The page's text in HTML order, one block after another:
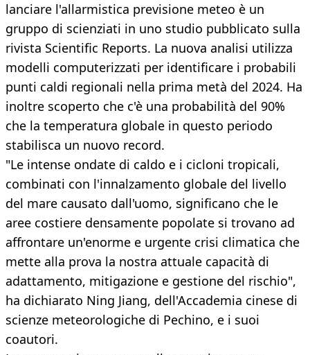
lanciare l'allarmistica previsione meteo è un
gruppo di scienziati in uno studio pubblicato sulla
rivista Scientific Reports. La nuova analisi utilizza
modelli computerizzati per identificare i probabili
punti caldi regionali nella prima metà del 2024. Ha
inoltre scoperto che c'è una probabilità del 90%
che la temperatura globale in questo periodo
stabilisca un nuovo record.
"Le intense ondate di caldo e i cicloni tropicali,
combinati con l'innalzamento globale del livello
del mare causato dall'uomo, significano che le
aree costiere densamente popolate si trovano ad
affrontare un'enorme e urgente crisi climatica che
mette alla prova la nostra attuale capacità di
adattamento, mitigazione e gestione del rischio",
ha dichiarato Ning Jiang, dell'Accademia cinese di
scienze meteorologiche di Pechino, e i suoi
coautori.